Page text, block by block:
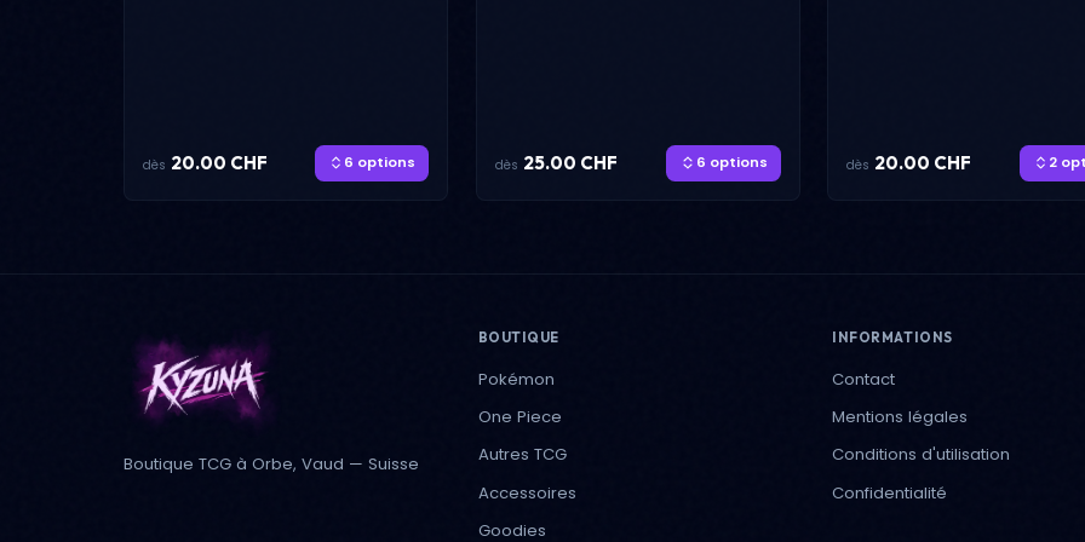
dès 20.00 CHF 6 options dès 25.00 CHF 6 options dès 20.00 CHF 2
Boutique TCG à Orbe, Vaud — Suisse
BOUTIQUE
Pokémon
One Piece
Autres TCG
Accessoires
Goodies
INFORMATIONS
Contact
Mentions légales
Conditions d'utilisation
Confidentialité